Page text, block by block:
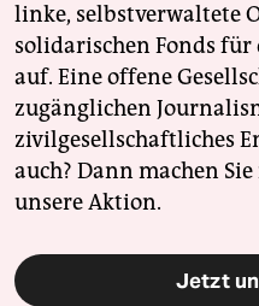
linke, selbstverwaltete
solidarischen Fonds
auf. Eine offene
zugänglichen
zivilgesellschaftliches
auch? Dann machen
unsere Aktion.
Jetzt